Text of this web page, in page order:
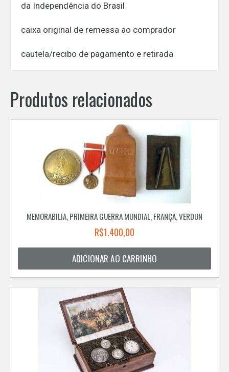
da Independência do Brasil
caixa original de remessa ao comprador
cautela/recibo de pagamento e retirada
Produtos relacionados
MEMORABILIA, PRIMEIRA GUERRA MUNDIAL, FRANÇA, VERDUN
R$1.400,00
ADICIONAR AO CARRINHO